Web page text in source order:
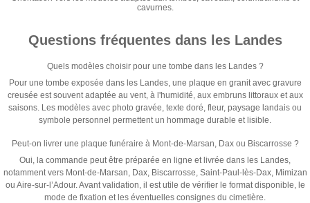
cavurnes.
Questions fréquentes dans les Landes
Quels modèles choisir pour une tombe dans les Landes ?
Pour une tombe exposée dans les Landes, une plaque en granit avec gravure
creusée est souvent adaptée au vent, à l'humidité, aux embruns littoraux et aux
saisons. Les modèles avec photo gravée, texte doré, fleur, paysage landais ou
symbole personnel permettent un hommage durable et lisible.
Peut-on livrer une plaque funéraire à Mont-de-Marsan, Dax ou Biscarrosse ?
Oui, la commande peut être préparée en ligne et livrée dans les Landes,
notamment vers Mont-de-Marsan, Dax, Biscarrosse, Saint-Paul-lès-Dax, Mimizan
ou Aire-sur-l’Adour. Avant validation, il est utile de vérifier le format disponible, le
mode de fixation et les éventuelles consignes du cimetière.